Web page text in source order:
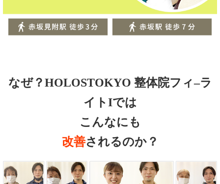
なぜ？HOLOSTOKYO 整体院フィ–ラ
イトIでは
こんなにも
改善されるのか？